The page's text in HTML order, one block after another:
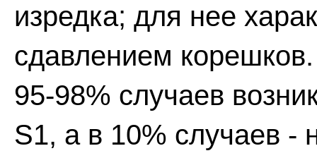
изредка; для нее
сдавлением
95-98% случаев
S1, а в 10% случаев -